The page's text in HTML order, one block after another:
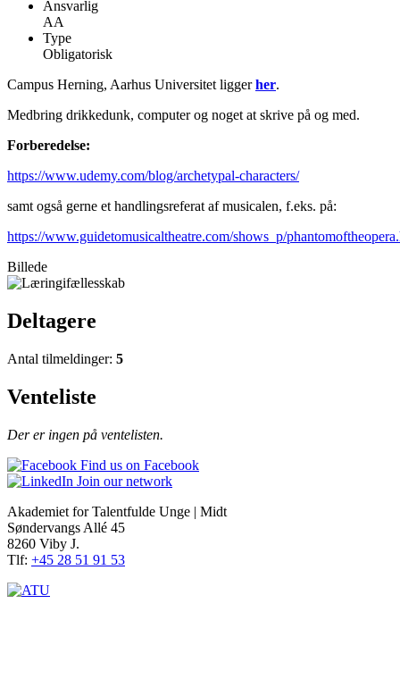
Ansvarlig
AA
Type
Obligatorisk
Campus Herning, Aarhus Universitet liggerher.
Medbring drikkedunk, computer og noget at skrive på og med.
Forberedelse:
https://www.udemy.com/blog/archetypal-characters/
samt også gerne et handlingsreferat af musicalen, f.eks. på:
https://www.guidetomusicaltheatre.com/shows_p/
Billede
Deltagere
Antal tilmeldinger: 5
Venteliste
Der er ingen på ventelisten.
Find us on Facebook
Join our network
Akademiet for Talentfulde Unge | Midt
Søndervangs Allé 45
8260 Viby J.
Tlf: +45 28 51 91 53